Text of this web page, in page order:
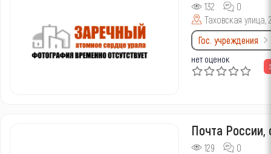
132
0
Таховская улица,
Гос. учреждения
нет оценок
Почта
129
0